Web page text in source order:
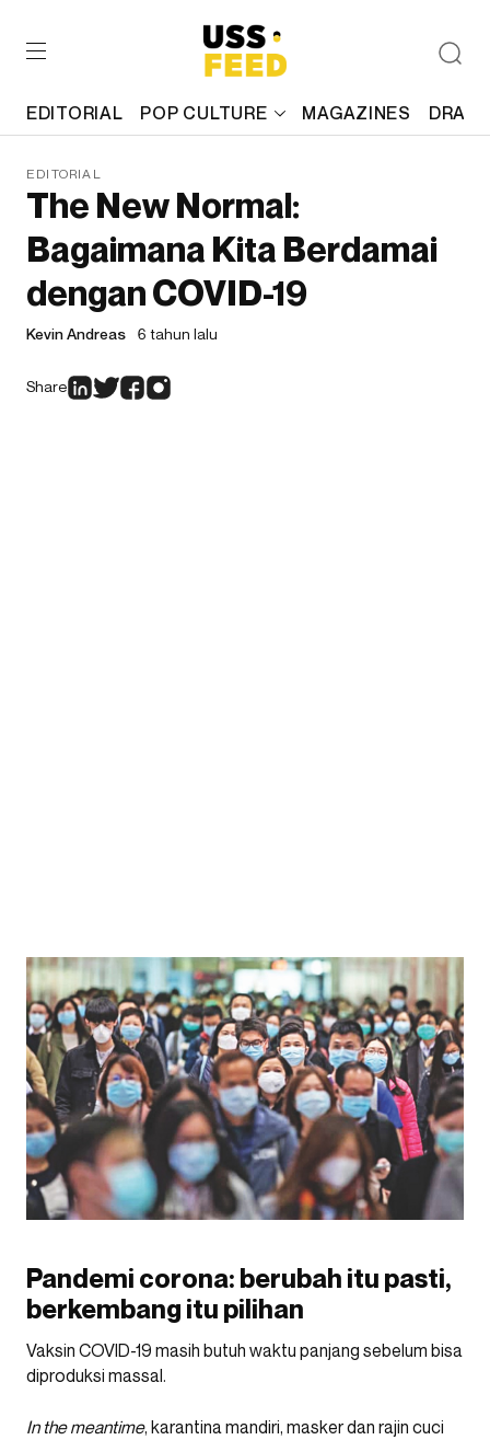
EDITORIAL POP CULTURE MAGAZINES
EDITORIAL
The New Normal:
Bagaimana Kita Berdamai
dengan COVID-19
Kevin Andreas 6 tahun lalu
Share
Pandemi corona: berubah itu pasti,
berkembang itu pilihan
Vaksin COVID-19 masih butuh waktu panjang sebelum bisa
diproduksi massal.
In the meantime, karantina mandiri, masker dan rajin cuci